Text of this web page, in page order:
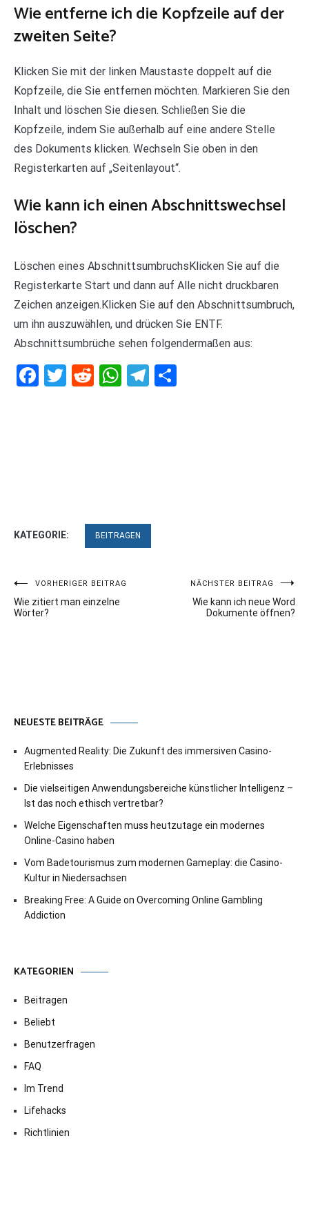
Wie entferne ich die Kopfzeile auf der
zweiten Seite?
Klicken Sie mit der linken Maustaste doppelt auf die
Kopfzeile, die Sie entfernen möchten. Markieren Sie den
Inhalt und löschen Sie diesen. Schließen Sie die
Kopfzeile, indem Sie außerhalb auf eine andere Stelle
des Dokuments klicken. Wechseln Sie oben in den
Registerkarten auf „Seitenlayout“.
Wie kann ich einen Abschnittswechsel
löschen?
Löschen eines AbschnittsumbruchsKlicken Sie auf die
Registerkarte Start und dann auf Alle nicht druckbaren
Zeichen anzeigen.Klicken Sie auf den Abschnittsumbruch,
um ihn auszuwählen, und drücken Sie ENTF.
Abschnittsumbrüche sehen folgendermaßen aus:
Facebook
Twitter
RedditWhatsApp
Telegram
KATEGORIE: BEITRAGEN
Beitragsnavigation
VORHERIGER BEITRAG
Wie zitiert man einzelne
Wörter?
NÄCHSTER BEITRAG
Wie kann ich neue Word
Dokumente öffnen?
NEUESTE BEITRÄGE
Augmented Reality: Die Zukunft des immersiven Casino-
Erlebnisses
Die vielseitigen Anwendungsbereiche künstlicher Intelligenz –
Ist das noch ethisch vertretbar?
Welche Eigenschaften muss heutzutage ein modernes
Online-Casino haben
Vom Badetourismus zum modernen Gameplay: die Casino-
Kultur in Niedersachsen
Breaking Free: A Guide on Overcoming Online Gambling
Addiction
KATEGORIEN
Beitragen
Beliebt
Benutzerfragen
FAQ
Im Trend
Lifehacks
Richtlinien